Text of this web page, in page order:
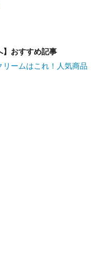
】おすすめ記事
ームはこれ！人気商品